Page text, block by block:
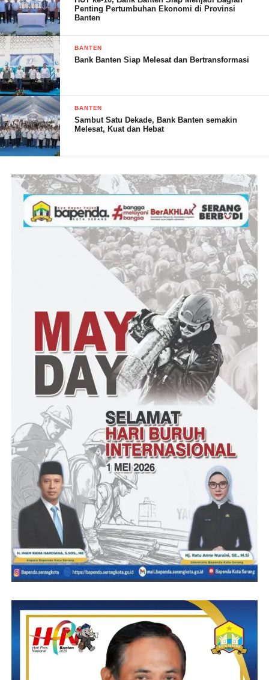
sementara dan daftar pemilih tetap, menjadi tanggung jawab
PPK membantu KPU untuk penyelenggaraan dari mulai
sosialisasi dan memberikan pengertian kepada masyarakat , cara
pemilu mungkin berbeda dengan tahun – tahun sebelumnya,”
imbuh Walikota Serang
Ade Jahran Ketua KPU Kota Serang mengatakan kepada media
klik viral,” Kami dari KPU Kota Serang mengucapkan banyak
terima kasih kepada semua pihak terutama Bapak Walikota
Serang yang telah menghadiri dan mengapresiasi kegiatan kami
khususnya di pelantikan ini,” ujarnya
“Kita Sebagai KPU Kota Serang akan memberikan yang terbaik
bagi semua pihak pada perhelatan pemilu yang akan di gelar
pada tahun 2024 nanti,” imbuhnya
“Suksesnya acara pemilu mendatang tidak lepas dari peran kita
semua mari kita buktikan dan laksanakan bahwa di Kota Serang
pemilu mendatang merupakan pemilu yang benar benar dapat
sukses dan berjalan dengan baik,” Tutupnya
Tantowi – Didi. Rosadi
Post Views: 22
Penting Pertumbuhan Ekonomi di Provinsi
Banten
BANTEN
Bank Banten Siap Melesat dan Bertransformasi
BANTEN
Sambut Satu Dekade, Bank Banten semakin
Melesat, Kuat dan Hebat